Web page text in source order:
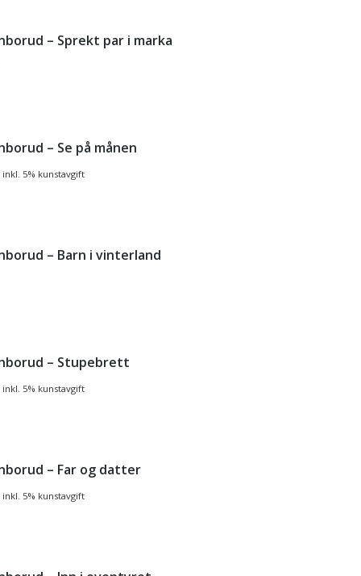
– Sprekt par i marka
– Se på månen
inkl. 5% kunstavgift
– Barn i vinterland
– Stupebrett
inkl. 5% kunstavgift
– Far og datter
inkl. 5% kunstavgift